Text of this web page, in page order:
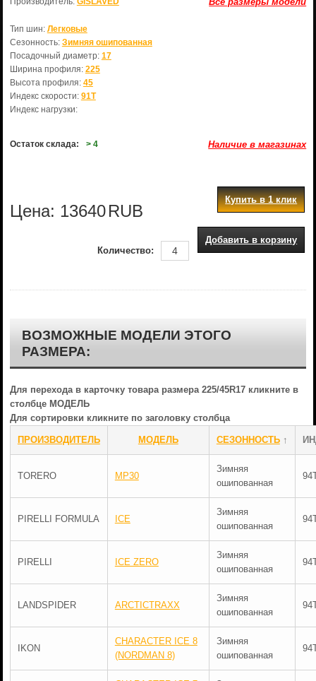
Тип шин: Легковые
Сезонность: Зимняя ошипованная
Посадочный диаметр: 17
Ширина профиля: 225
Высота профиля: 45
Индекс скорости: 91T
Индекс нагрузки:
Остаток склада: > 4 Наличие в магазинах
Цена: 13640RUB
Купить в 1 клик
Добавить в корзину
Количество:
ВОЗМОЖНЫЕ МОДЕЛИ ЭТОГО
РАЗМЕРА:
Для перехода в карточку товара размера 225/45R17 кликните в
столбце МОДЕЛЬ
Для сортировки кликните по заголовку столбца
ПРОИЗВОДИТЕЛЬ МОДЕЛЬ СЕЗОННОСТЬ↑
TORERO MP30
Зимняя
ошипованная
PIRELLI FORMULA ICE
Зимняя
ошипованная
PIRELLI ICE ZERO
Зимняя
ошипованная
LANDSPIDER ARCTICTRAXX
Зимняя
ошипованная
IKON
CHARACTER ICE 8
(NORDMAN 8)
Зимняя
ошипованная